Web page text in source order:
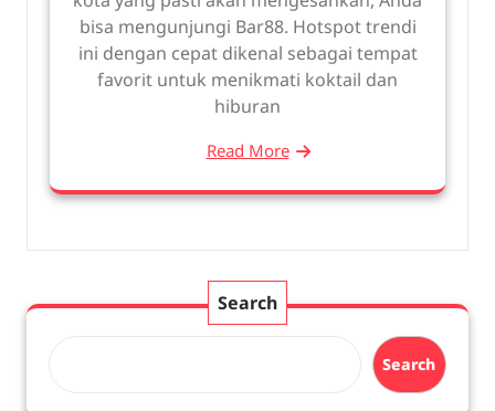
bisa mengunjungi Bar88. Hotspot trendi
ini dengan cepat dikenal sebagai tempat
favorit untuk menikmati koktail dan
hiburan
Read More
Search
Search